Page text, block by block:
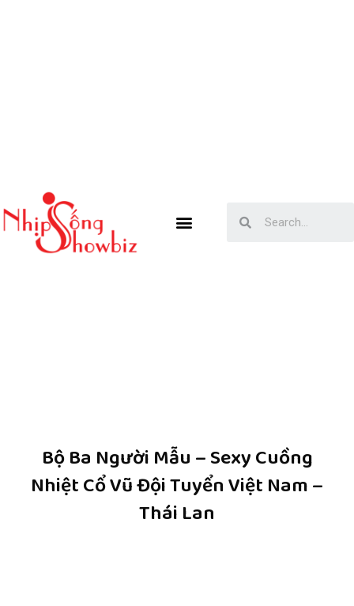
Bộ Ba Người Mẫu – Sexy Cuồng
Nhiệt Cổ Vũ Đội Tuyển Việt Nam –
Thái Lan